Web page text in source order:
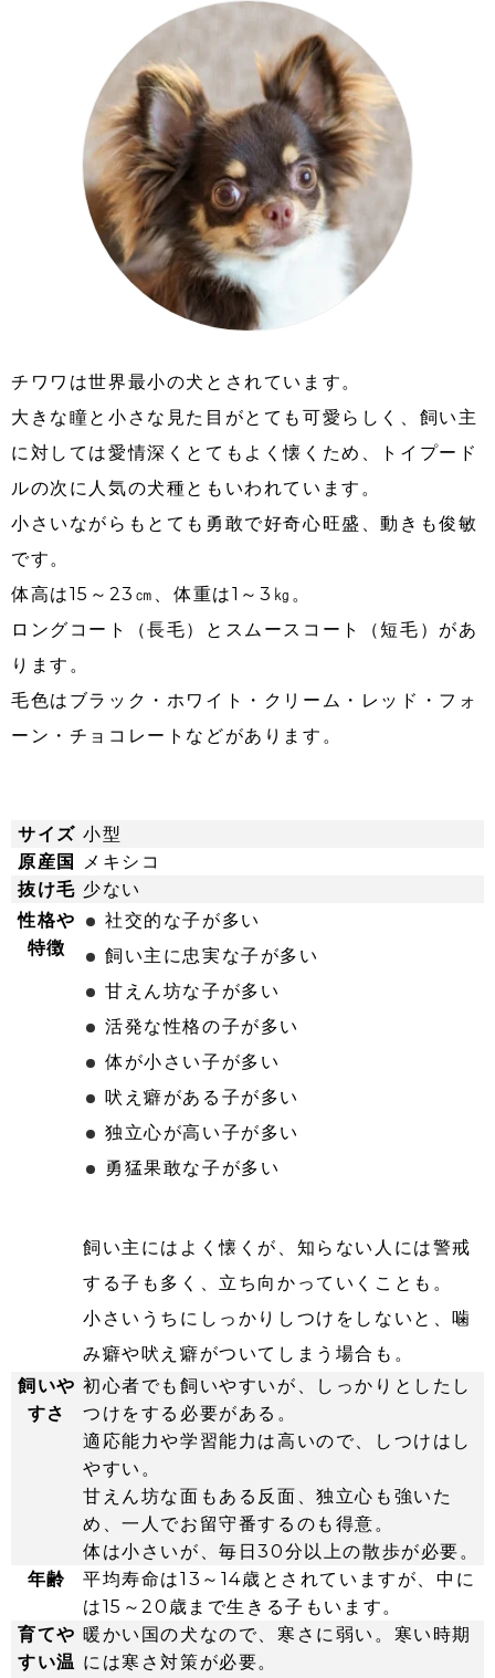
チワワは世界最小の犬とされています。
大きな瞳と小さな見た目がとても可愛らしく、飼い主
に対しては愛情深くとてもよく懐くため、トイプード
ルの次に人気の犬種ともいわれています。
小さいながらもとても勇敢で好奇心旺盛、動きも俊敏
です。
体高は15～23㎝、体重は1～3㎏。
ロングコート（長毛）とスムースコート（短毛）があ
ります。
毛色はブラック・ホワイト・クリーム・レッド・フォ
ーン・チョコレートなどがあります。
サイズ 小型
原産国
メキシコ
抜け毛 少ない
性格や
特徴
社交的な子が多い
飼い主に忠実な子が多い
甘えん坊な子が多い
活発な性格の子が多い
体が小さい子が多い
吠え癖がある子が多い
独立心が高い子が多い
勇猛果敢な子が多い
飼い主にはよく懐くが、知らない人には警戒
する子も多く、立ち向かっていくことも。
小さいうちにしっかりしつけをしないと、噛
み癖や吠え癖がついてしまう場合も。
飼いや
すさ
初心者でも飼いやすいが、しっかりとしたし
つけをする必要がある。
適応能力や学習能力は高いので、しつけはし
やすい。
甘えん坊な面もある反面、独立心も強いた
め、一人でお留守番するのも得意。
体は小さいが、毎日30分以上の散歩が必要。
年齢
平均寿命は13～14歳とされていますが、中に
は15～20歳まで生きる子もいます。
育てや
すい温
暖かい国の犬なので、寒さに弱い。寒い時期
には寒さ対策が必要。